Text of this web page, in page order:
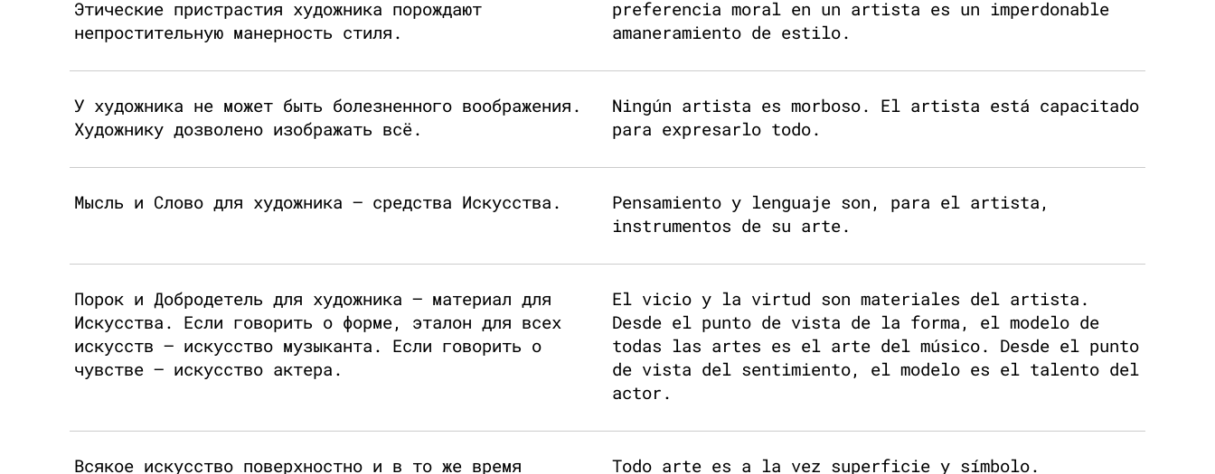
Этические пристрастия художника порождают
непростительную манерность стиля.
preferencia moral en un artista es un imperdonable
amaneramiento de estilo.
У художника не может быть болезненного воображения.
Художнику дозволено изображать всё.
Ningún artista es morboso. El artista está capacitado
para expresarlo todo.
Мысль и Слово для художника — средства Искусства.
Pensamiento y lenguaje son, para el artista,
instrumentos de su arte.
Порок и Добродетель для художника — материал для
Искусства. Если говорить о форме, эталон для всех
искусств — искусство музыканта. Если говорить о
чувстве — искусство актера.
El vicio y la virtud son materiales del artista.
Desde el punto de vista de la forma, el modelo de
todas las artes es el arte del músico. Desde el punto
de vista del sentimiento, el modelo es el talento del
actor.
Всякое искусство поверхностно и в то же время
Todo arte es a la vez superficie y símbolo.